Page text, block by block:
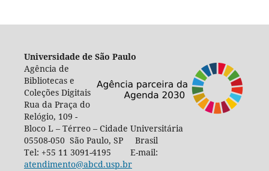
Universidade de São Paulo
Agência de
Bibliotecas e
Coleções Digitais
Rua da Praça do
Relógio, 109 -
Bloco L – Térreo – Cidade Universitária
05508-050 São Paulo, SP Brasil
Tel: +55 11 3091-4195 E-mail:
atendimento@abcd.usp.br